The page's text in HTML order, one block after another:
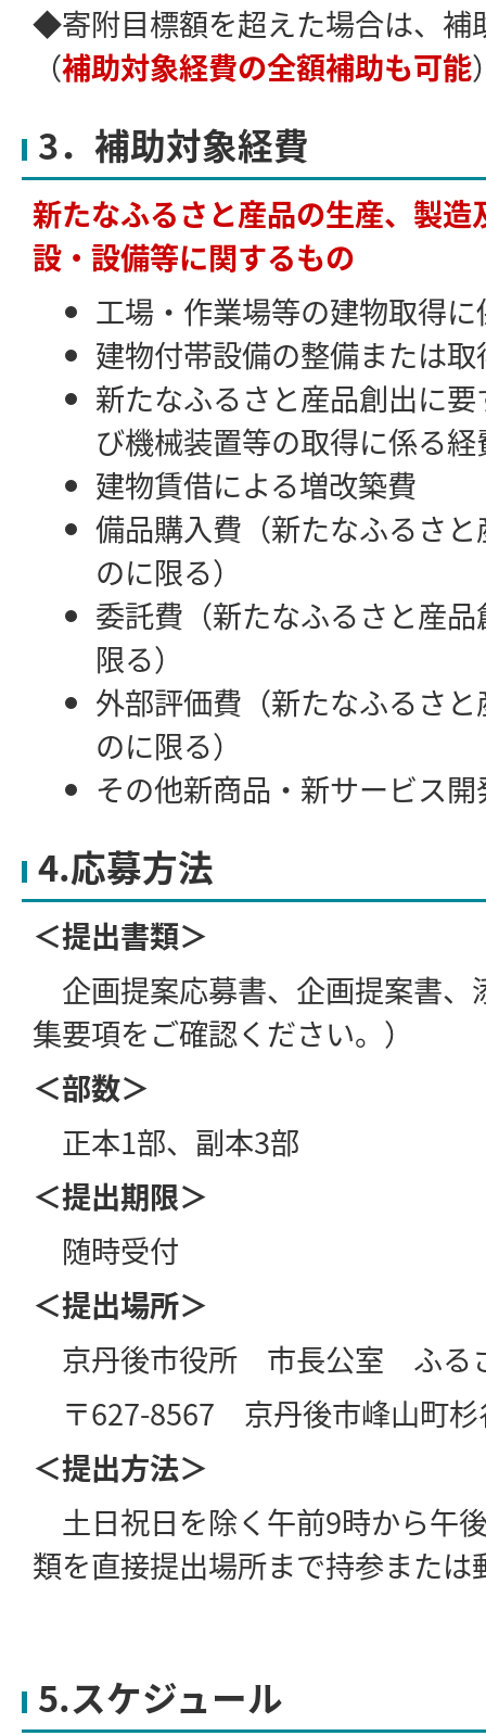
◆寄附目標額を超えた場合は、補
（補助対象経費の全額補助も可能
3．補助対象経費
新たなふるさと産品の生産、製
設・設備等に関するもの
工場・作業場等の建物取得
建物付帯設備の整備または
新たなふるさと産品創出に
び機械装置等の取得に係る経
建物賃借による増改築費
備品購入費（新たなふるさ
のに限る）
委託費（新たなふるさと産
限る）
外部評価費（新たなふるさ
のに限る）
その他新商品・新サービス
4.応募方法
＜提出書類＞
企画提案応募書、企画提案書、
集要項をご確認ください。）
＜部数＞
正本1部、副本3部
＜提出期限＞
随時受付
＜提出場所＞
京丹後市役所 市長公室 ふる
〒627-8567 京丹後市峰山町杉
＜提出方法＞
土日祝日を除く午前9時から午
類を直接提出場所まで持参または
5.スケジュール